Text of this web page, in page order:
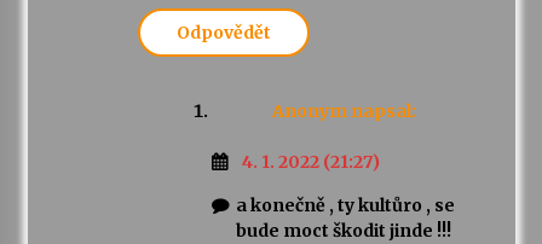
Odpovědět
Anonym napsal:
4. 1. 2022 (21:27)
a konečně , ty kultůro , se
bude moct škodit jinde !!!